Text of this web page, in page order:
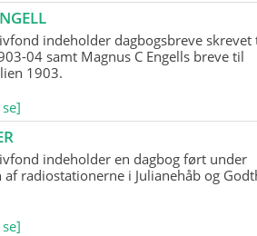
indeholder dagbogsbreve skrevet
04 samt Magnus C Engells breve til
1903.
indeholder en dagbog ført under
af radiostationerne i Julianehåb og